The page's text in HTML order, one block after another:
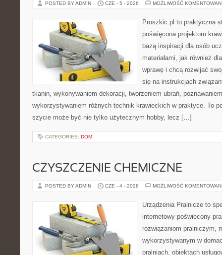
POSTED BY ADMIN CZE - 5 - 2026 MOŻLIWOŚĆ
Proszkic.pl to praktyczna
poświęcona projektom
bazą inspiracji dla osób
materiałami, jak również
wprawę i chcą rozwijać
się na instrukcjach
tkanin, wykonywaniem dekoracji, tworzeniem ubrań,
wykorzystywaniem różnych technik krawieckich w praktyce. To
szycie może być nie tylko użytecznym hobby, lecz […]
CATEGORIES: DOM
CZYSZCZENIE CHEMICZNE
POSTED BY ADMIN CZE - 4 - 2026 MOŻLIWOŚĆ
Urządzenia Pralnicze to
internetowy poświęcony
rozwiązaniom pralniczym,
wykorzystywanym w
pralniach, obiektach